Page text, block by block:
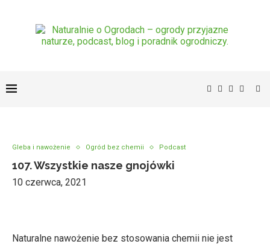
Gleba i nawożenie Ogród bez chemii Podcast
107. Wszystkie nasze gnojówki
10 czerwca, 2021
Naturalne nawożenie bez stosowania chemii nie jest